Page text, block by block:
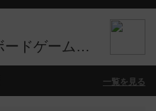
【千葉県松戸】まつどボードゲーム会（主催：Booo!GAMES）：
一覧を見る